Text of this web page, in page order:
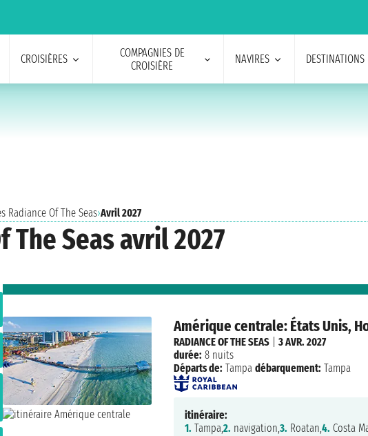
CROISIÈRES
COMPAGNIES DE
CROISIÈRE
NAVIRES DESTINATIONS
Radiance Of The Seas›Avril 2027
The Seas avril 2027
Amérique centrale: États Unis,
RADIANCE OF THE SEAS |3 AVR. 2027
durée: 8 nuits
Départs de: Tampa débarquement: Tampa
itinéraire:
1. Tampa,2. navigation,3. Roatan,4. Costa